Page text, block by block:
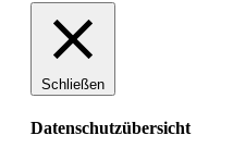
Schließen
Datenschutzübersicht